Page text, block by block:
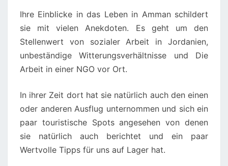
Ihre Einblicke in das Leben in Amman schildert
sie mit vielen Anekdoten. Es geht um den
Stellenwert von sozialer Arbeit in Jordanien,
unbeständige Witterungsverhältnisse und Die
Arbeit in einer NGO vor Ort.
In ihrer Zeit dort hat sie natürlich auch den einen
oder anderen Ausflug unternommen und sich ein
paar touristische Spots angesehen von denen
sie natürlich auch berichtet und ein paar
Wertvolle Tipps für uns auf Lager hat.